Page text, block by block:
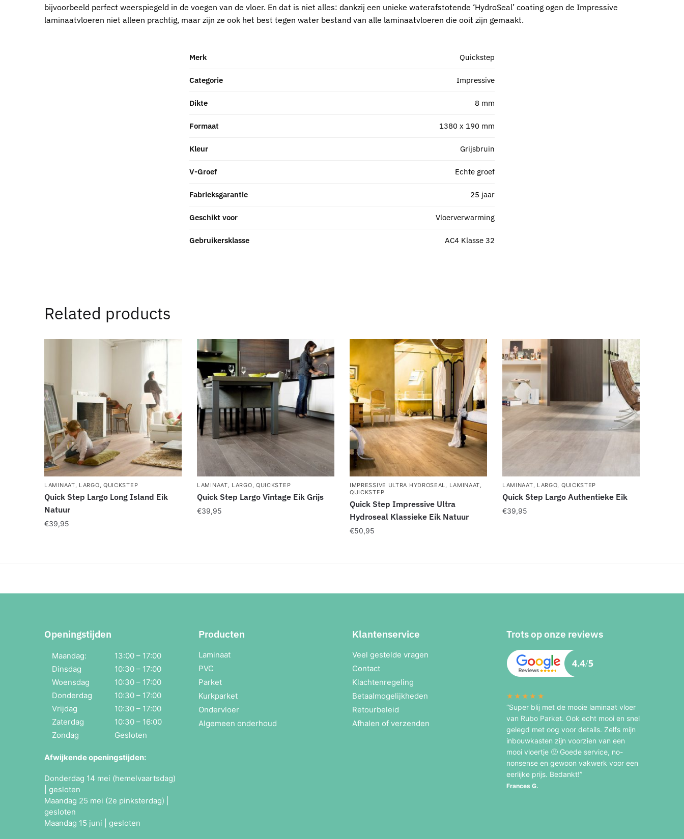
bijvoorbeeld perfect weerspiegeld in de voegen van de vloer. En dat is niet alles: dankzij een unieke waterafstotende ‘HydroSeal’ coating ogen de Impressive
laminaatvloeren niet alleen prachtig, maar zijn ze ook het best tegen water bestand van alle laminaatvloeren die ooit zijn gemaakt.
Merk Quickstep
Categorie Impressive
Dikte 8 mm
Formaat 1380 x 190 mm
Kleur Grijsbruin
V-Groef Echte groef
Fabrieksgarantie 25 jaar
Geschikt voor Vloerverwarming
Gebruikersklasse AC4 Klasse 32
Related products
LAMINAAT, LARGO, QUICKSTEP
Quick Step Largo Long Island Eik
Natuur
€39,95
LAMINAAT, LARGO, QUICKSTEP
Quick Step Largo Vintage Eik Grijs
€39,95
IMPRESSIVE ULTRA HYDROSEAL, LAMINAAT,
QUICKSTEP
Quick Step Impressive Ultra
Hydroseal Klassieke Eik Natuur
€50,95
LAMINAAT, LARGO, QUICKSTEP
Quick Step Largo Authentieke Eik
€39,95
Openingstijden
Maandag:
13:00 – 17:00
Dinsdag
10:30 – 17:00
Woensdag
10:30 – 17:00
Donderdag
10:30 – 17:00
Vrijdag
10:30 – 17:00
Zaterdag
10:30 – 16:00
Zondag
Gesloten
Afwijkende openingstijden:
Donderdag 14 mei (hemelvaartsdag)
| gesloten
Maandag 25 mei (2e pinksterdag) |
gesloten
Maandag 15 juni | gesloten
Producten
Laminaat
PVC
Parket
Kurkparket
Ondervloer
Algemeen onderhoud
Klantenservice
Veel gestelde vragen
Contact
Klachtenregeling
Betaalmogelijkheden
Retourbeleid
Afhalen of verzenden
Trots op onze reviews
★★★★★
“Super blij met de mooie laminaat vloer
van Rubo Parket. Ook echt mooi en snel
gelegd met oog voor details. Zelfs mijn
inbouwkasten zijn voorzien van een
mooi vloertje 🙂 Goede service, no-
nonsense en gewoon vakwerk voor een
eerlijke prijs. Bedankt!”
Frances G.